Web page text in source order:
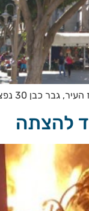
לבית החולים בעיר
להצתה